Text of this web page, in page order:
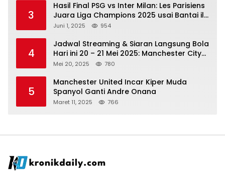
3
Hasil Final PSG vs Inter Milan: Les Parisiens
Juara Liga Champions 2025 usai Bantai il
Nerazzurri
Juni 1, 2025 954
4
Jadwal Streaming & Siaran Langsung Bola
Hari ini 20 – 21 Mei 2025: Manchester City
vs Bournemouth
Mei 20, 2025 780
5
Manchester United Incar Kiper Muda
Spanyol Ganti Andre Onana
Maret 11, 2025 766